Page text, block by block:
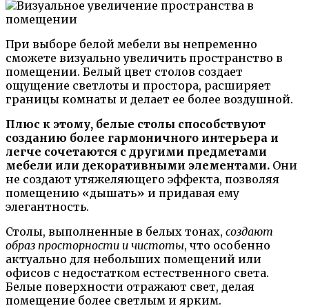
При выборе белой мебели вы непременно
сможете визуально увеличить пространство в
помещении. Белый цвет столов создает
ощущение светлоты и простора, расширяет
границы комнаты и делает ее более воздушной.
Плюс к этому, белые столы способствуют
созданию более гармоничного интерьера и
легче сочетаются с другими предметами
мебели или декоративными элементами. Они
не создают утяжеляющего эффекта, позволяя
помещению «дышать» и придавая ему
элегантность.
Столы, выполненные в белых тонах, создают
образ просторности и чистоты, что особенно
актуально для небольших помещений или
офисов с недостатком естественного света.
Белые поверхности отражают свет, делая
помещение более светлым и ярким.